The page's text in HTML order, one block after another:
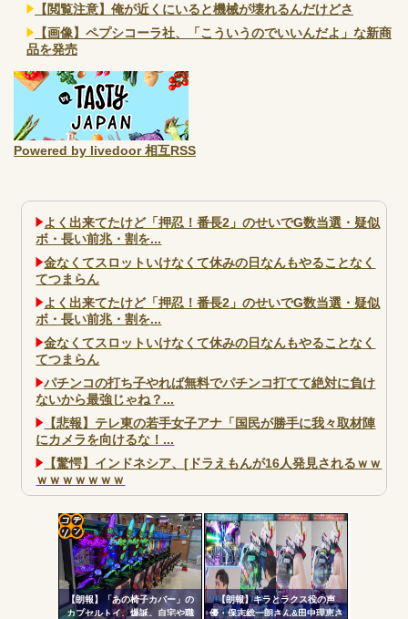
【閲覧注意】俺が近くにいると機械が壊れるんだけどさ
【画像】ペプシコーラ社、「こういうのでいいんだよ」な新商
品を発売
Powered by livedoor 相互RSS
よく出来てたけど「押忍！番長2」のせいでG数当選・疑似
ボ・長い前兆・割を...
金なくてスロットいけなくて休みの日なんもやることなく
てつまらん
よく出来てたけど「押忍！番長2」のせいでG数当選・疑似
ボ・長い前兆・割を...
金なくてスロットいけなくて休みの日なんもやることなく
てつまらん
パチンコの打ち子やれば無料でパチンコ打てて絶対に負け
ないから最強じゃね？...
【悲報】テレ東の若手女子アナ「国民が勝手に我々取材陣
にカメラを向けるな！...
【驚愕】インドネシア、[ドラえもんが16人発見されるｗｗ
ｗｗｗｗｗｗｗ
パチンコで人気のないキャラを青色担当にするのやめろや
ワイ、パチンコ屋店員の目の前で会員カードを握り潰し
「今までありがとう」と...
無職のパチンコカス(22)なんやが、ワイの人生どれくらい
ヤバいか教えて？...
【朗報】「あの椅子カバー」の
カプセルトイ、爆誕。自宅や職
【朗報】キラとラクス役の声
優・保志総一朗さん&田中理恵さ
コテ
リン
- 固